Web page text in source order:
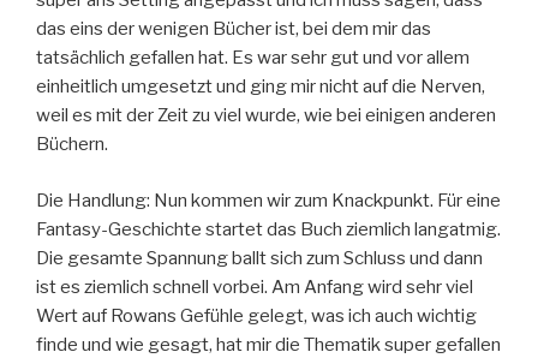
das eins der wenigen Bücher ist, bei dem mir das
tatsächlich gefallen hat. Es war sehr gut und vor allem
einheitlich umgesetzt und ging mir nicht auf die Nerven,
weil es mit der Zeit zu viel wurde, wie bei einigen anderen
Büchern.
Die Handlung: Nun kommen wir zum Knackpunkt. Für eine
Fantasy-Geschichte startet das Buch ziemlich langatmig.
Die gesamte Spannung ballt sich zum Schluss und dann
ist es ziemlich schnell vorbei. Am Anfang wird sehr viel
Wert auf Rowans Gefühle gelegt, was ich auch wichtig
finde und wie gesagt, hat mir die Thematik super gefallen